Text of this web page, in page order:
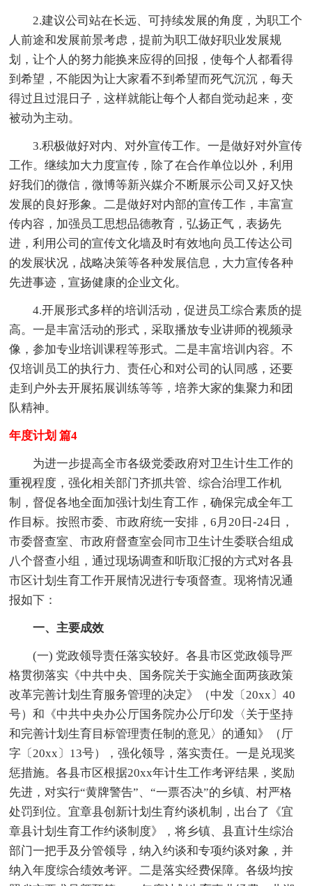
2.建议公司站在长远、可持续发展的角度，为职工个
人前途和发展前景考虑，提前为职工做好职业发展规
划，让个人的努力能换来应得的回报，使每个人都看得
到希望，不能因为让大家看不到希望而死气沉沉，每天
得过且过混日子，这样就能让每个人都自觉动起来，变
被动为主动。
3.积极做好对内、对外宣传工作。一是做好对外宣传
工作。继续加大力度宣传，除了在合作单位以外，利用
好我们的微信，微博等新兴媒介不断展示公司又好又快
发展的良好形象。二是做好对内部的宣传工作，丰富宣
传内容，加强员工思想品德教育，弘扬正气，表扬先
进，利用公司的宣传文化墙及时有效地向员工传达公司
的发展状况，战略决策等各种发展信息，大力宣传各种
先进事迹，宣扬健康的企业文化。
4.开展形式多样的培训活动，促进员工综合素质的提
高。一是丰富活动的形式，采取播放专业讲师的视频录
像，参加专业培训课程等形式。二是丰富培训内容。不
仅培训员工的执行力、责任心和对公司的认同感，还要
走到户外去开展拓展训练等等，培养大家的集聚力和团
队精神。
年度计划 篇4
为进一步提高全市各级党委政府对卫生计生工作的
重视程度，强化相关部门齐抓共管、综合治理工作机
制，督促各地全面加强计划生育工作，确保完成全年工
作目标。按照市委、市政府统一安排，6月20日-24日，
市委督查室、市政府督查室会同市卫生计生委联合组成
八个督查小组，通过现场调查和听取汇报的方式对各县
市区计划生育工作开展情况进行专项督查。现将情况通
报如下：
一、主要成效
(一) 党政领导责任落实较好。各县市区党政领导严
格贯彻落实《中共中央、国务院关于实施全面两孩政策
改革完善计划生育服务管理的决定》（中发〔20xx〕40
号）和《中共中央办公厅国务院办公厅印发〈关于坚持
和完善计划生育目标管理责任制的意见〉的通知》（厅
字〔20xx〕13号），强化领导，落实责任。一是兑现奖
惩措施。各县市区根据20xx年计生工作考评结果，奖励
先进，对实行“黄牌警告”、“一票否决”的乡镇、村严格
处罚到位。宜章县创新计划生育约谈机制，出台了《宜
章县计划生育工作约谈制度》，将乡镇、县直计生综治
部门一把手及分管领导，纳入约谈和专项约谈对象，并
纳入年度综合绩效考评。二是落实经费保障。各级均按